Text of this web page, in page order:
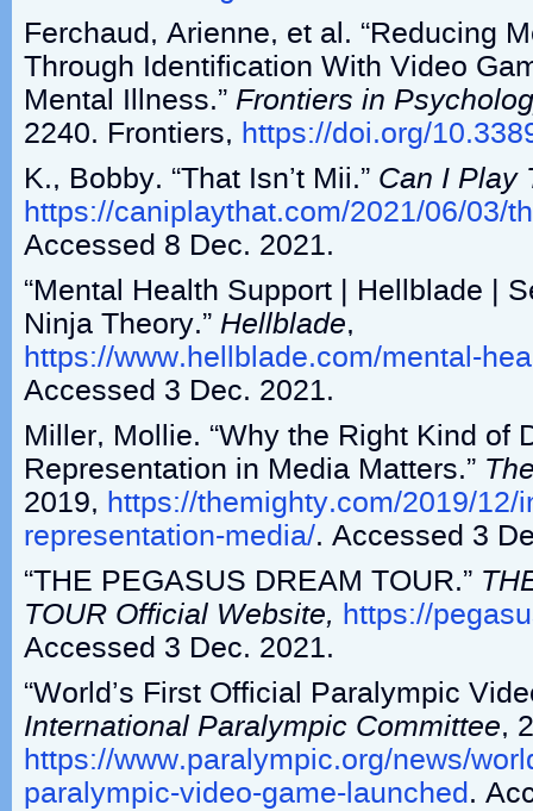
Ferchaud, Arienne, et al. “Reducing
Through Identification With Video
Mental Illness.” Frontiers in
2240. Frontiers, https://doi.org/
K., Bobby. “That Isn’t Mii.” Can I Play
https://caniplaythat.com/2021/06/03/
Accessed 8 Dec. 2021.
“Mental Health Support | Hellblade |
Ninja Theory.” Hellblade,
https://www.hellblade.com/mental-
Accessed 3 Dec. 2021.
Miller, Mollie. “Why the Right Kind of
Representation in Media Matters.”
2019, https://themighty.com/2019/
representation-media/. Accessed 3
“THE PEGASUS DREAM TOUR.”
TOUR Official Website, https://
Accessed 3 Dec. 2021.
“World’s First Official Paralympic
International Paralympic Committee,
https://www.paralympic.org/news/
paralympic-video-game-launched.